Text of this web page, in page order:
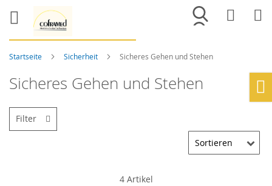
Merkliste
Startseite Sicherheit Sicheres Gehen und Stehen
Sicheres Gehen und Stehen
4Artikel
Filter